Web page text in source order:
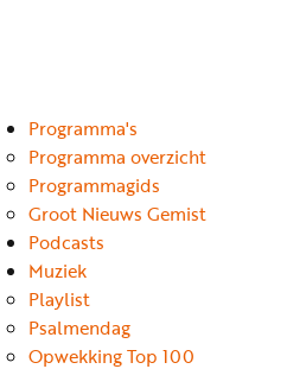
Programma's
Programma overzicht
Programmagids
Groot Nieuws Gemist
Podcasts
Muziek
Playlist
Psalmendag
Opwekking Top 100
Podcasts
Muziek
Artikelen
Kanalen
Steun